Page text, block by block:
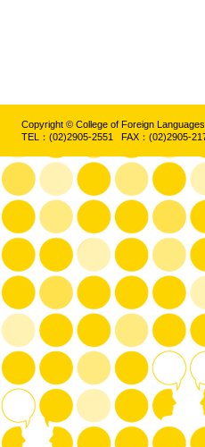
Copyright © College of Foreign
TEL：(02)2905-2551 FAX：(02)2905-